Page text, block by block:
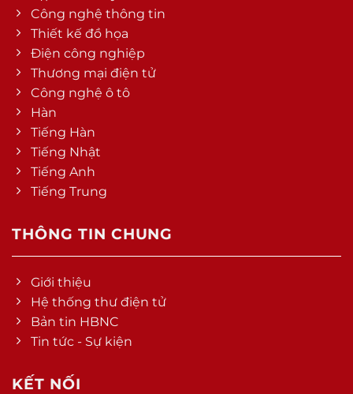
Công nghệ thông tin
Thiết kế đồ họa
Điện công nghiệp
Thương mại điện tử
Công nghệ ô tô
Hàn
Tiếng Hàn
Tiếng Nhật
Tiếng Anh
Tiếng Trung
THÔNG TIN CHUNG
Giới thiệu
Hệ thống thư điện tử
Bản tin HBNC
Tin tức - Sự kiện
KẾT NỐI